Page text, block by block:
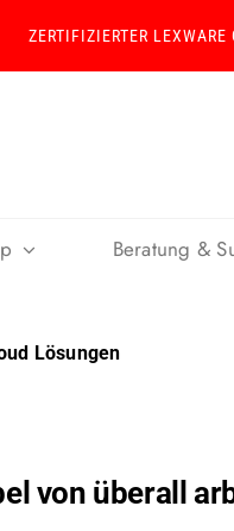
ZERTIFIZIERTER
Beratung &
Lösungen
von überall